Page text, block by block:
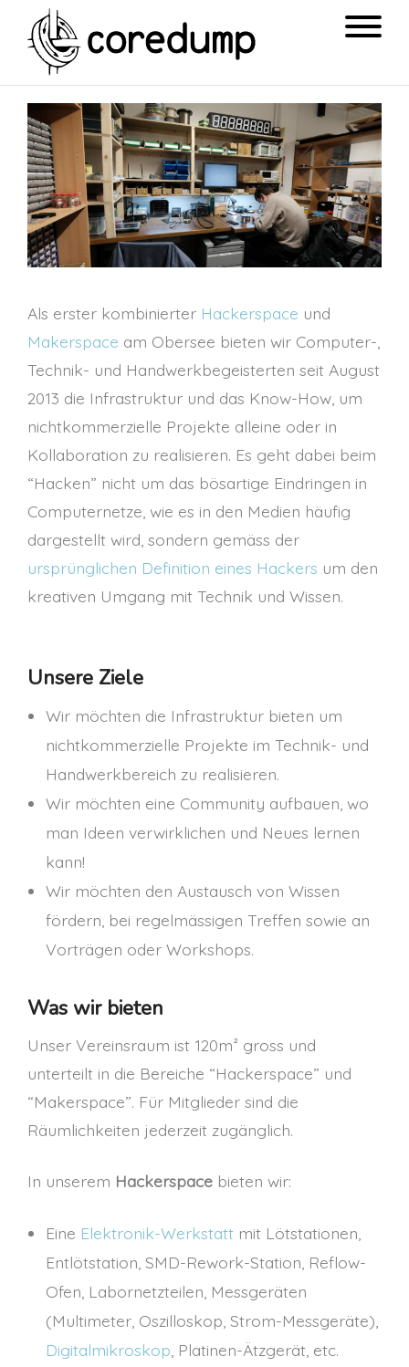
Als erster kombinierter Hackerspace und
Makerspace am Obersee bieten wir Computer-,
Technik- und Handwerkbegeisterten seit August
2013 die Infrastruktur und das Know-How, um
nichtkommerzielle Projekte alleine oder in
Kollaboration zu realisieren. Es geht dabei beim
“Hacken” nicht um das bösartige Eindringen in
Computernetze, wie es in den Medien häufig
dargestellt wird, sondern gemäss der
ursprünglichen Definition eines Hackers um den
kreativen Umgang mit Technik und Wissen.
Unsere Ziele
Wir möchten die Infrastruktur bieten um
nichtkommerzielle Projekte im Technik- und
Handwerkbereich zu realisieren.
Wir möchten eine Community aufbauen, wo
man Ideen verwirklichen und Neues lernen
kann!
Wir möchten den Austausch von Wissen
fördern, bei regelmässigen Treffen sowie an
Vorträgen oder Workshops.
Was wir bieten
Unser Vereinsraum ist 120m² gross und
unterteilt in die Bereiche “Hackerspace” und
“Makerspace”. Für Mitglieder sind die
Räumlichkeiten jederzeit zugänglich.
In unserem Hackerspace bieten wir:
Eine Elektronik-Werkstatt mit Lötstationen,
Entlötstation, SMD-Rework-Station, Reflow-
Ofen, Labornetzteilen, Messgeräten
(Multimeter, Oszilloskop, Strom-Messgeräte),
Digitalmikroskop , Platinen-Ätzgerät, etc.